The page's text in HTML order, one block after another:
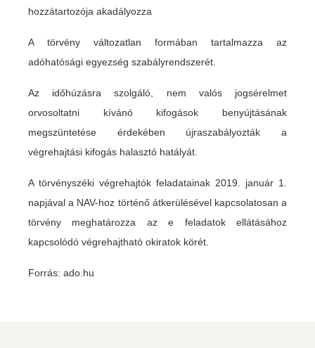
hozzátartozója akadályozza
A törvény változatlan formában tartalmazza az
adóhatósági egyezség szabályrendszerét.
Az időhúzásra szolgáló, nem valós jogsérelmet
orvosoltatni kívánó kifogások benyújtásának
megszüntetése érdekében újraszabályozták a
végrehajtási kifogás halasztó hatályát.
A törvényszéki végrehajtók feladatainak 2019. január 1.
napjával a NAV-hoz történő átkerülésével kapcsolatosan a
törvény meghatározza az e feladatok ellátásához
kapcsolódó végrehajtható okiratok körét.
Forrás: ado.hu